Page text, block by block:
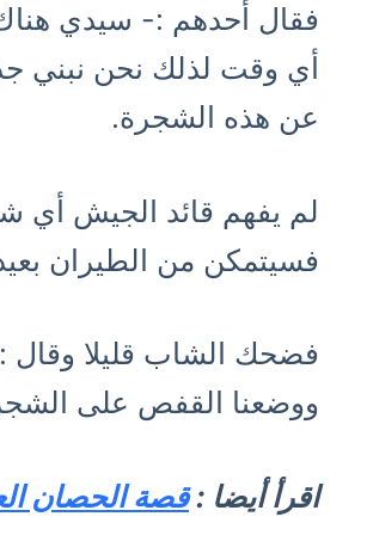
فقال أحدهم :- سيدي
أي وقت لذلك نحن نبني
عن هذه الشجرة.
لم يفهم قائد الجيش أي
فسيتمكن من الطيران
فضحك الشاب قليلا
ووضعنا القفص على
اقرأ أيضا :قصة الحصان